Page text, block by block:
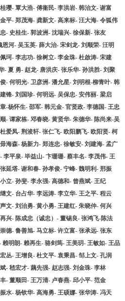
2 3 4
璎- 覃大浩- 傅衞民- 李洪岩- 韩治文- 谢富
平- 郑茂海- 龚新文- 高来标- 汪大海- 令狐伟
- 史桂生- 郭波洲- 沈瑞兴- 徐保新- 张友
河- 吴玉英- 薛大治- 宋剑龙- 刘顺荣- 汪明
珂- 李志功- 徐树立- 李金珠- 杜啟涛- 宋建
- 夏 勇- 赵龙- 唐洪庆- 张乐华- 孙洪胜- 刘聚
- 何明光- 卫彦洲- 潘允星- 刘明根-柳青叶- 韩
锋- 刘国珍- 何明远- 吴保忠- 安伟丽- 梁启
-杨怀生- 邵军- 韩元金- 官贤政- 李德国- 王忠
- 谭家栋- 邓春晓- 黄贤华- 朱德华- 陈尚来-吴
爱凤- 荆浚轩- 张仁飞- 欧阳鹏飞- 欧阳贤- 柯
海森- 杨新力- 郑连忠- 徐敏安- 刘建海- 孟广
李平泉- 毕益山- 卞珊珊- 蔡丰名- 李茂伟- 王
延塔- 谢和春- 孙孝俊- 宁峰- 魏明利- 邢振
立- 孙斐- 李永强- 高德和- 曾燕斌- 王纪
文- 台占华- 李远涛- 李立华- 王之平- 程云
文- 刘治勇- 黄小勇- 王建红- 朱晓仲- 何兴
兴- 陈成忠（诚忠）- 董锡良- 张鸿飞-陈法
德- 鲁善旭- 马立标- 许立富- 张承远- 张东
明朗- 赖再生- 骆剑筠- 王美玥- 王敏如- 王品
丛- 王增良- 杜文平- 袁秉昌- 邹上文- 孔润
- 嵇宏才- 藕先强- 赵志强- 刘金珠- 李林
- 董顺田- 王万清- 卢春燕- 邱小平- 范金
水- 杨钦华- 高海勇- 王硕娜- 张华涛- 冯天